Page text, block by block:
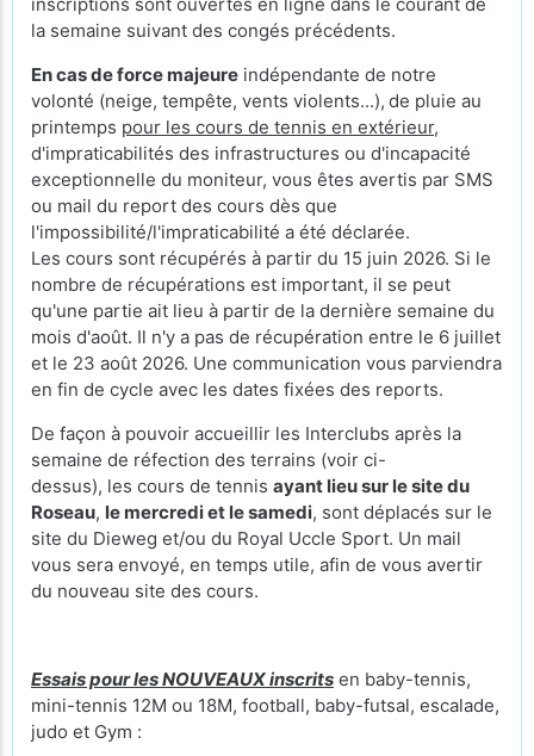
la semaine suivant des congés précédents.
En cas de force majeure indépendante de notre
volonté (neige, tempête, vents violents...), de pluie au
printemps pour les cours de tennis en extérieur,
d'impraticabilités des infrastructures ou d'incapacité
exceptionnelle du moniteur, vous êtes avertis par SMS
ou mail du report des cours dès que
l'impossibilité/l'impraticabilité a été déclarée.
Les cours sont récupérés à partir du 15 juin 2026. Si le
nombre de récupérations est important, il se peut
qu'une partie ait lieu à partir de la dernière semaine du
mois d'août. Il n'y a pas de récupération entre le 6 juillet
et le 23 août 2026. Une communication vous parviendra
en fin de cycle avec les dates fixées des reports.
De façon à pouvoir accueillir les Interclubs après la
semaine de réfection des terrains (voir ci-
dessus), les cours de tennis ayant lieu sur le site du
Roseau, le mercredi et le samedi, sont déplacés sur le
site du Dieweg et/ou du Royal Uccle Sport. Un mail
vous sera envoyé, en temps utile, afin de vous avertir
du nouveau site des cours.
Essais pour les NOUVEAUX inscrits en baby-tennis,
mini-tennis 12M ou 18M, football, baby-futsal, escalade,
judo et Gym :